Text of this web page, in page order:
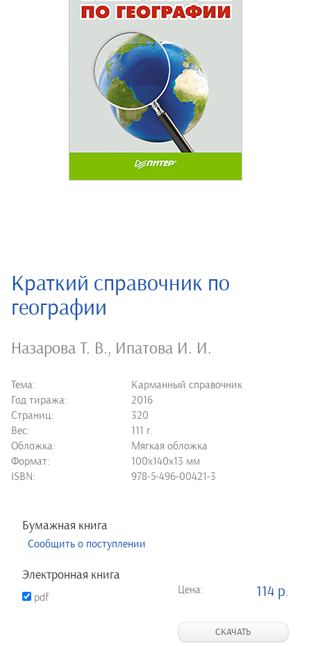
Краткий справочник по
географии
Назарова Т. В., Ипатова И. И.
Тема:
Карманный справочник
Год тиража:
2016
Страниц:
320
Вес:
111 г.
Обложка:
Мягкая обложка
Формат:
100х140х13 мм
ISBN:
978-5-496-00421-3
Бумажная книга
Сообщить о поступлении
Электронная книга
pdf
Цена: 114 р.
СКАЧАТЬ